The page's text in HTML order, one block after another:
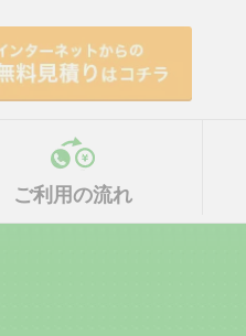
ご利用の流れ